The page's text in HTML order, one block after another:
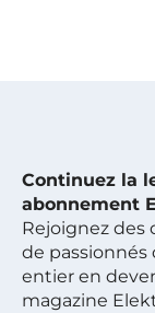
Continuez la
abonnement
Rejoignez des
de passionnés
entier en
magazine